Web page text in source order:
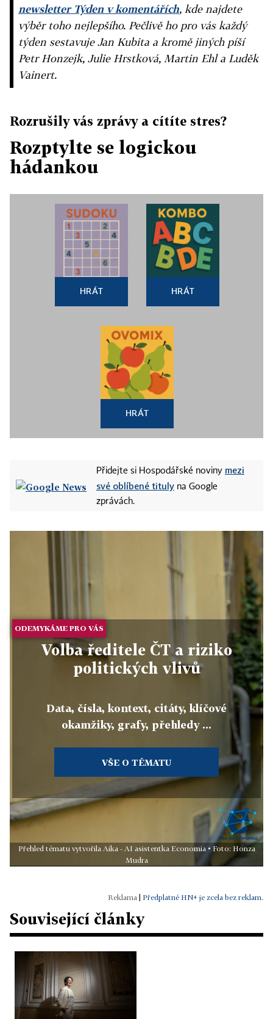
newsletter Týden v komentářích, kde najdete
výběr toho nejlepšího. Pečlivě ho pro vás každý
týden sestavuje Jan Kubita a kromě jiných píší
Petr Honzejk, Julie Hrstková, Martin Ehl a Luděk
Vainert.
Rozrušily vás zprávy a cítíte stres?
Rozptylte se logickou
hádankou
HRÁT HRÁT
HRÁT
Přidejte si Hospodářské noviny mezi
své oblíbené tituly na Google
zprávách.
ODEMYKÁME PRO VÁS
Volba ředitele ČT a riziko
politických vlivů
Data, čísla, kontext, citáty, klíčové
okamžiky, grafy, přehledy ...
VŠE O TÉMATU
Přehled tématu vytvořila Aika - AI asistentka Economia • Foto: Honza
Mudra
Předplatné HN+ je zcela bez reklam.
Související články